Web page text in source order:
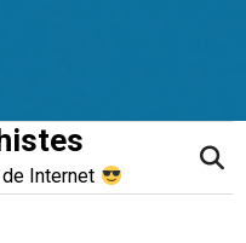
Internet